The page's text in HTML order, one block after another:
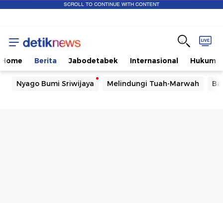
SCROLL TO CONTINUE WITH CONTENT
Home Berita Jabodetabek Internasional Hukum
Nyago Bumi Sriwijaya Melindungi Tuah-Marwah